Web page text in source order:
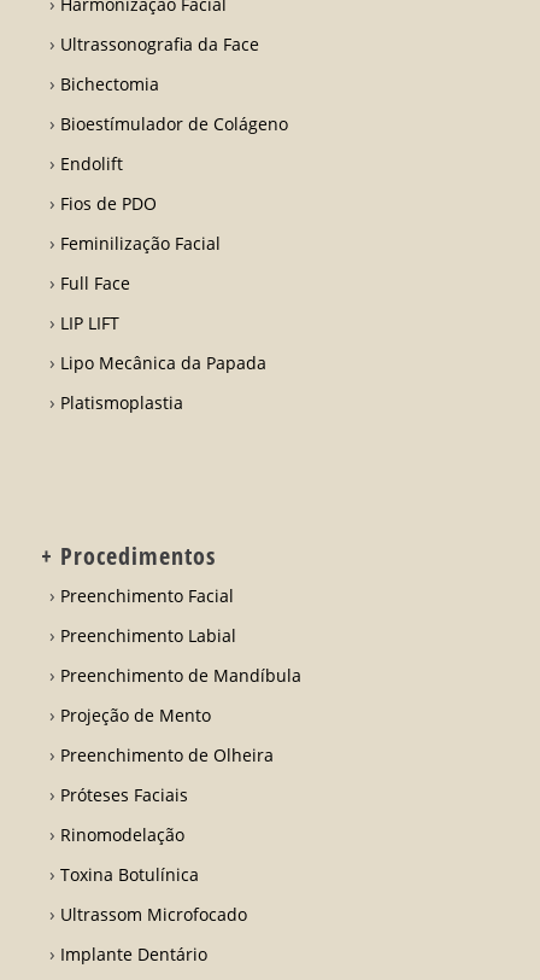
Ultrassonografia da Face
Bichectomia
Bioestímulador de Colágeno
Endolift
Fios de PDO
Feminilização Facial
Full Face
LIP LIFT
Lipo Mecânica da Papada
Platismoplastia
+ Procedimentos
Preenchimento Facial
Preenchimento Labial
Preenchimento de Mandíbula
Projeção de Mento
Preenchimento de Olheira
Próteses Faciais
Rinomodelação
Toxina Botulínica
Ultrassom Microfocado
Implante Dentário